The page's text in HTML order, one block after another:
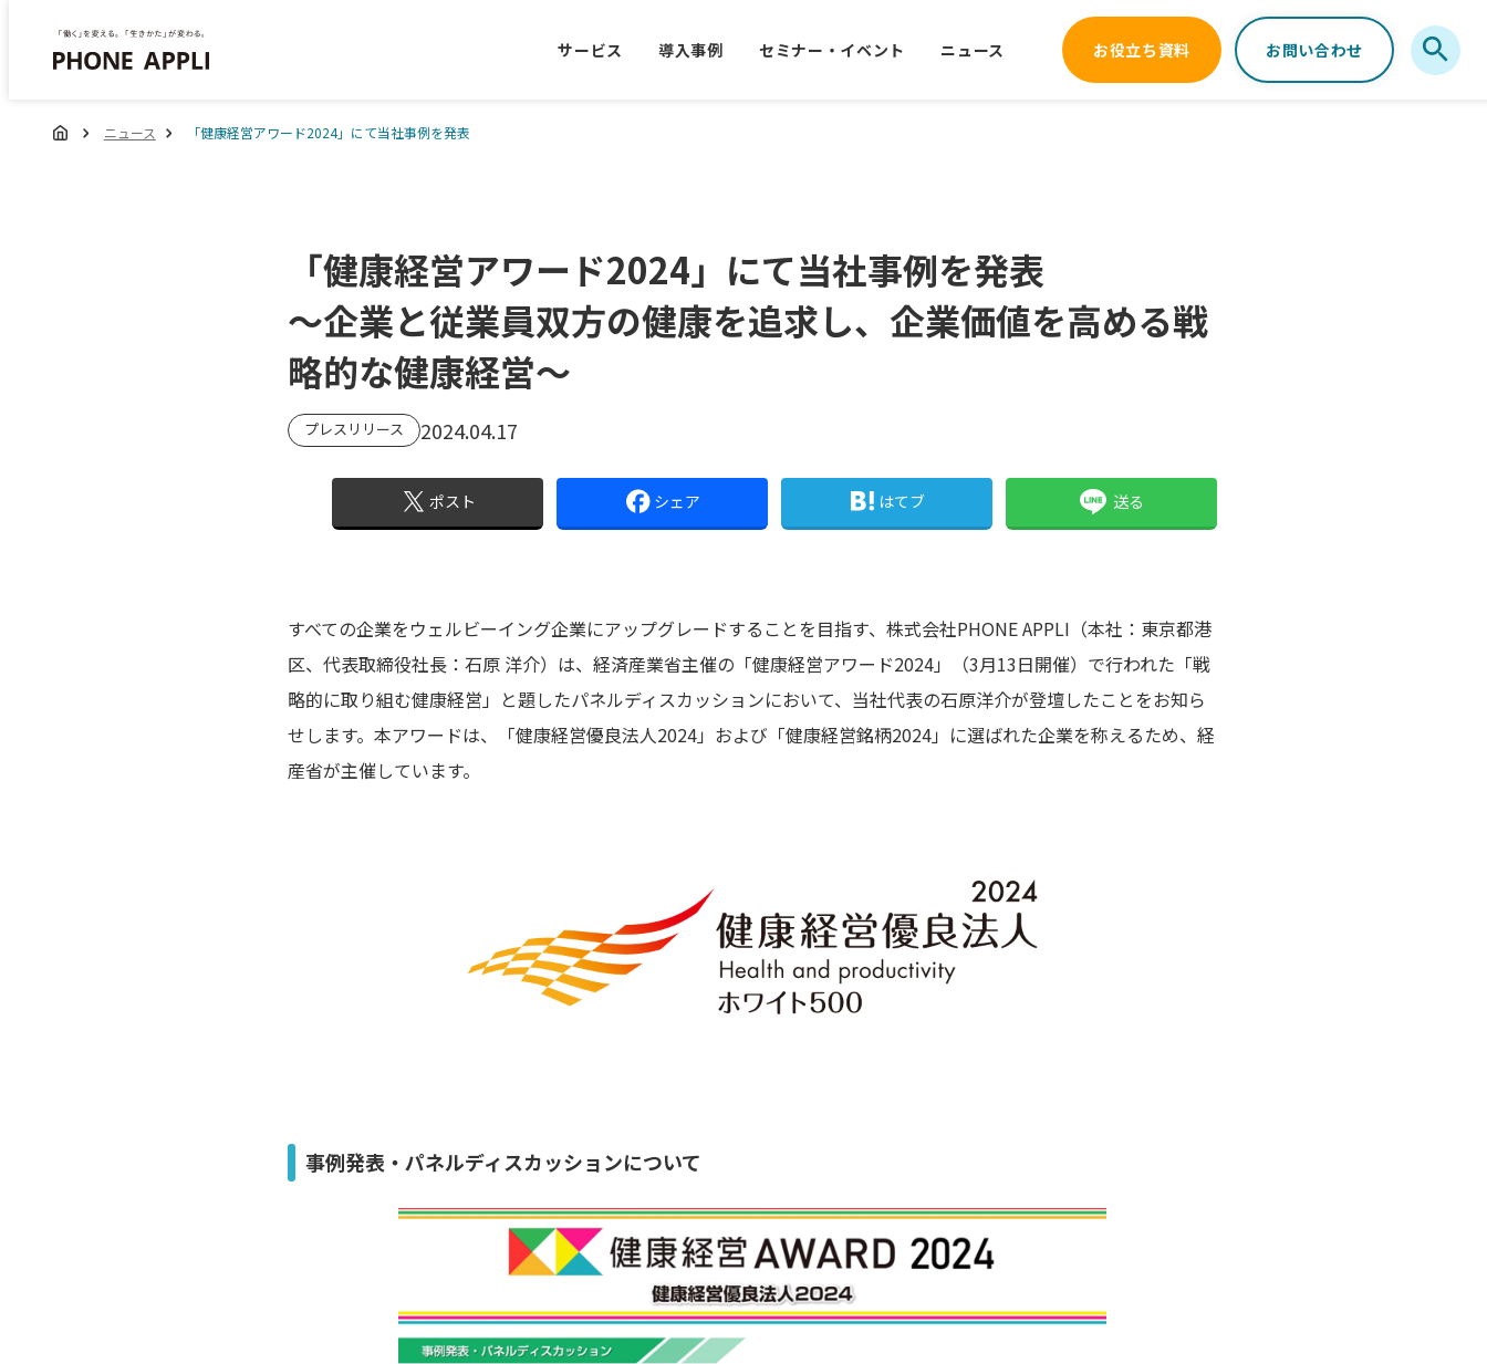
サービス 導入事例 セミナー・イベント ニュース お役立ち資料 お問い合わせ
ニュース 「健康経営アワード2024」にて当社事例を発表
「健康経営アワード2024」にて当社事例を発表
～企業と従業員双方の健康を追求し、企業価値を高める戦
略的な健康経営～
プレスリリース 2024.04.17
ポスト シェア はてブ 送る
すべての企業をウェルビーイング企業にアップグレードすることを目指す、株式会社PHONE APPLI（本社：東京都港
区、代表取締役社長：石原 洋介）は、経済産業省主催の「健康経営アワード2024」（3月13日開催）で行われた「戦
略的に取り組む健康経営」と題したパネルディスカッションにおいて、当社代表の石原洋介が登壇したことをお知ら
せします。本アワードは、「健康経営優良法人2024」および「健康経営銘柄2024」に選ばれた企業を称えるため、経
産省が主催しています。
事例発表・パネルディスカッションについて